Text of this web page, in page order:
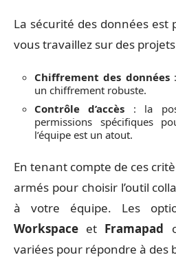
La sécurité des données
vous travaillez sur des
Chiffrement des données:
un chiffrement robuste.
Contrôle d’accès : la
permissions spécifiques
l’équipe est un atout.
En tenant compte de ces
armés pour choisir l’outil
à votre équipe. Les
Workspace et Framapad
variées pour répondre à des